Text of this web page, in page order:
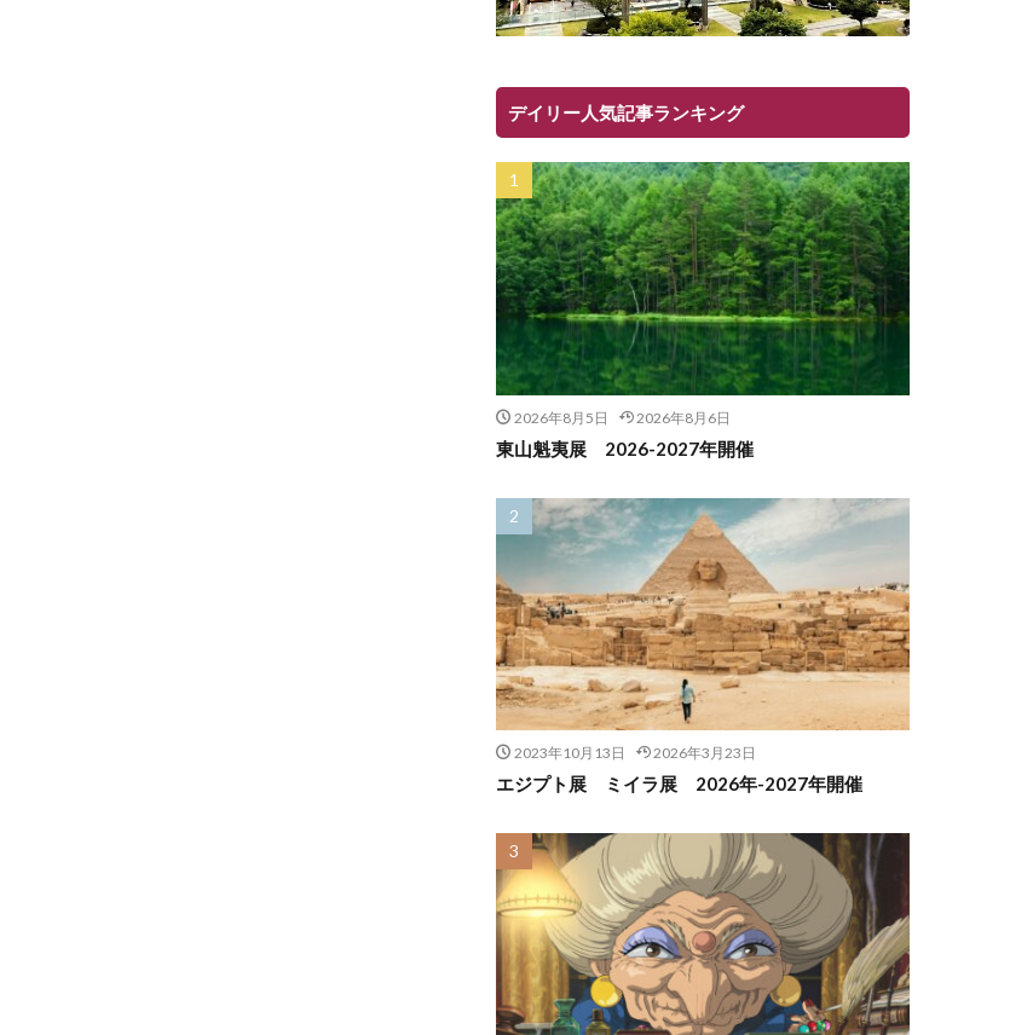
デイリー人気記事ランキング
2026年8月5日 2026年8月6日
東山魁夷展 2026-2027年開催
2023年10月13日 2026年3月23日
エジプト展 ミイラ展 2026年-2027年開催